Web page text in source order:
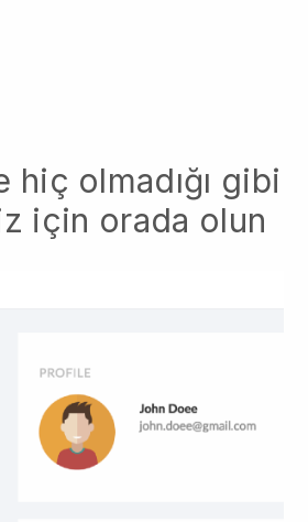
hiç olmadığı gibi
için orada olun